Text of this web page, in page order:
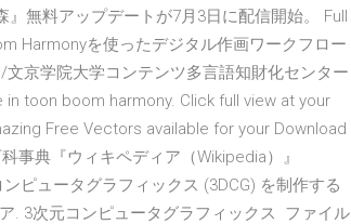
無料アップデートが7月3日に配信開始。 Full
Harmonyを使ったデジタル作画ワークフロー
京学院大学コンテンツ多言語知財化センター
toon boom harmony. Click full view at your
Free Vectors available for your Download
事典『ウィキペディア（Wikipedia）』
ピュータグラフィックス (3DCG) を制作する
. 3次元コンピュータグラフィックス ファイル